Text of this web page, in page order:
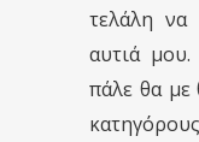
τελάλη να
αυτιά
πάλε θα με